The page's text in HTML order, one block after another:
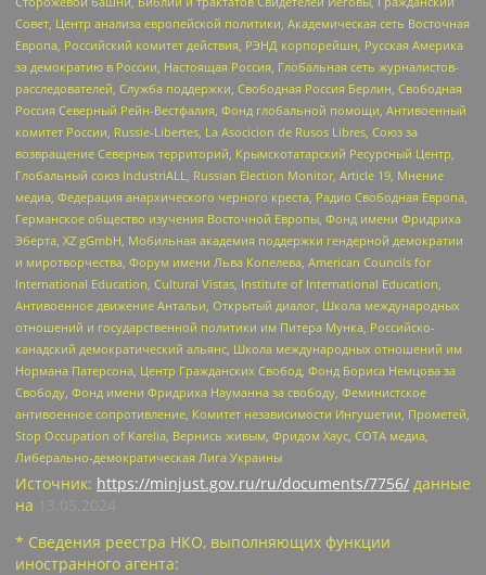
Совет, Центр анализа европейской политики, Академическая сеть Восточная
Европа, Российский комитет действия, РЭНД корпорейшн, Русская Америка
за демократию в России, Настоящая Россия, Глобальная сеть журналистов-
расследователей, Служба поддержки, Свободная Россия Берлин, Свободная
Россия Северный Рейн-Вестфалия, Фонд глобальной помощи, Антивоенный
комитет России, Russie-Libertes, La Asocicion de Rusos Libres, Союз за
возвращение Северных территорий, Крымскотатарский Ресурсный Центр,
Глобальный союз IndustriALL, Russian Election Monitor, Article 19, Мнение
медиа, Федерация анархического черного креста, Радио Свободная Европа,
Германское общество изучения Восточной Европы, Фонд имени Фридриха
Эберта, XZ gGmbH, Мобильная академия поддержки гендерной демократии
и миротворчества, Форум имени Льва Копелева, American Councils for
International Education, Cultural Vistas, Institute of International Education,
Антивоенное движение Антальи, Открытый диалог, Школа международных
отношений и государственной политики им Питера Мунка, Российско-
канадский демократический альянс, Школа международных отношений им
Нормана Патерсона, Центр Гражданских Свобод, Фонд Бориса Немцова за
Свободу, Фонд имени Фридриха Науманна за свободу, Феминистское
антивоенное сопротивление, Комитет независимости Ингушетии, Прометей,
Stop Occupation of Karelia, Вернись живым, Фридом Хаус, СОТА медиа,
Либерально-демократическая Лига Украины
Источник: https://minjust.gov.ru/ru/documents/7756/ данные
на
* Сведения реестра НКО, выполняющих функции
иностранного агента: